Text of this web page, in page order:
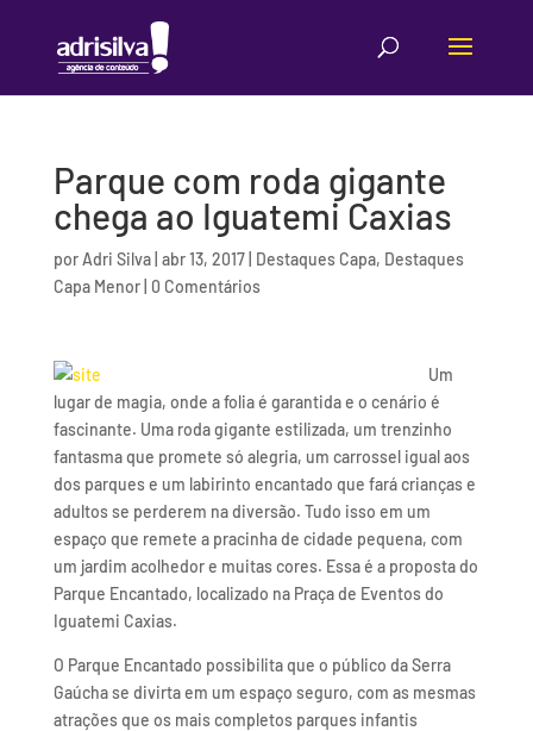
Parque com roda gigante
chega ao Iguatemi Caxias
porAdri Silva| abr 13, 2017| Destaques Capa, Destaques
Capa Menor| 0 Comentários
Um
lugar de magia, onde a folia é garantida e o cenário é
fascinante. Uma roda gigante estilizada, um trenzinho
fantasma que promete só alegria, um carrossel igual aos
dos parques e um labirinto encantado que fará crianças e
adultos se perderem na diversão. Tudo isso em um
espaço que remete a pracinha de cidade pequena, com
um jardim acolhedor e muitas cores. Essa é a proposta do
Parque Encantado, localizado na Praça de Eventos do
Iguatemi Caxias.
O Parque Encantado possibilita que o público da Serra
Gaúcha se divirta em um espaço seguro, com as mesmas
atrações que os mais completos parques infantis